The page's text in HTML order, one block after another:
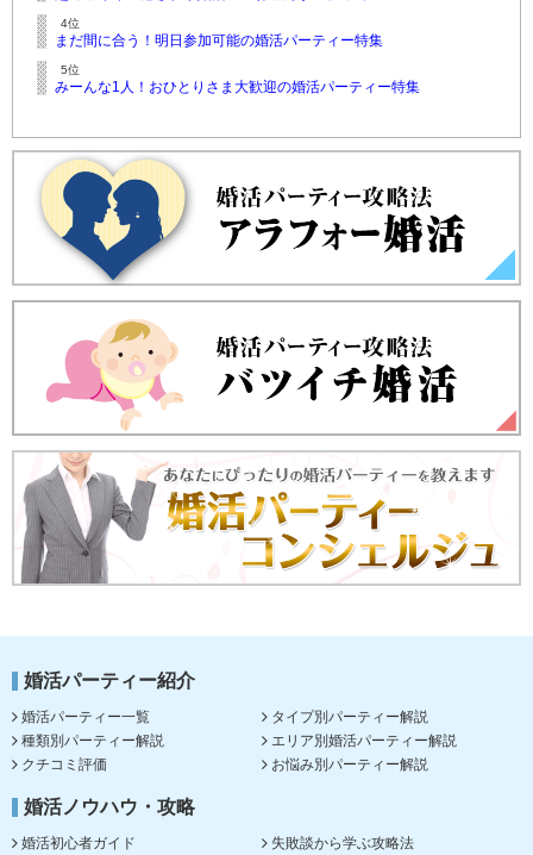
4位
まだ間に合う！明日参加可能の婚活パーティー特集
5位
みーんな1人！おひとりさま大歓迎の婚活パーティー特集
婚活パーティー紹介
婚活パーティー一覧
タイプ別パーティー解説
種類別パーティー解説
エリア別婚活パーティー解説
クチコミ評価
お悩み別パーティー解説
婚活ノウハウ・攻略
婚活初心者ガイド 失敗談から学ぶ攻略法